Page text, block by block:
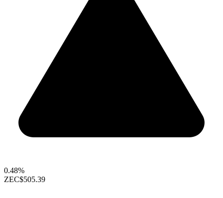
0.48%
ZEC$505.39